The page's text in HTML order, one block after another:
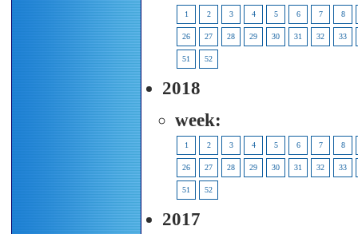
1 2 3 4 5 6 7 8
26 27 28 29 30 31 32 33
51 52
2018
week:
1 2 3 4 5 6 7 8
26 27 28 29 30 31 32 33
51 52
2017